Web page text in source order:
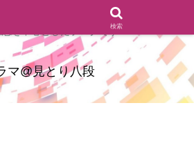
を切り取ったあらすじレビュー(復習ネタ
を中心としたブログです
マ@見とり八段
検索